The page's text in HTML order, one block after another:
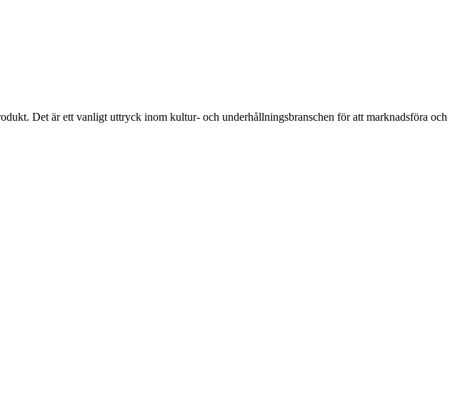
Det är ett vanligt uttryck inom kultur- och underhållningsbranschen för att marknadsföra och